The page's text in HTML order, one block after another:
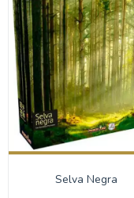
Selva Negra